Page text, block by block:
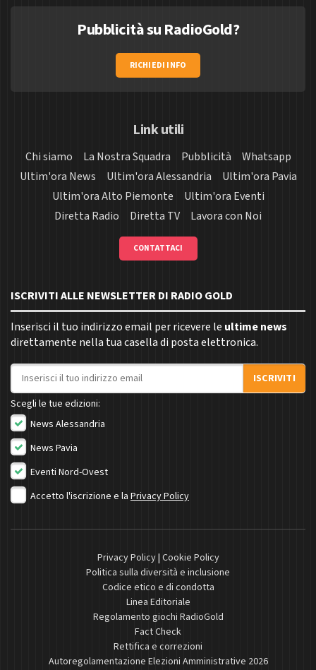
Pubblicità su RadioGold?
RICHIEDI INFO
Link utili
Chi siamo La Nostra Squadra Pubblicità
Whatsapp
Ultim'ora News
Ultim'ora Alessandria
Ultim'ora Pavia
Ultim'ora Alto Piemonte
Ultim'ora Eventi
Diretta Radio
Diretta TV Lavora con Noi
CONTATTACI
ISCRIVITI ALLE NEWSLETTER DI RADIO GOLD
Inserisci il tuo indirizzo email per ricevere le ultime news
direttamente nella tua casella di posta elettronica.
Indirizzo email
ISCRIVITI
Scegli le tue edizioni:
News Alessandria
News Pavia
Eventi Nord-Ovest
Accetto l'iscrizione e la Privacy Policy
Privacy Policy| Cookie Policy
Politica sulla diversità e inclusione
Codice etico e di condotta
Linea Editoriale
Regolamento giochi RadioGold
Fact Check
Rettifica e correzioni
Autoregolamentazione Elezioni Amministrative 2026